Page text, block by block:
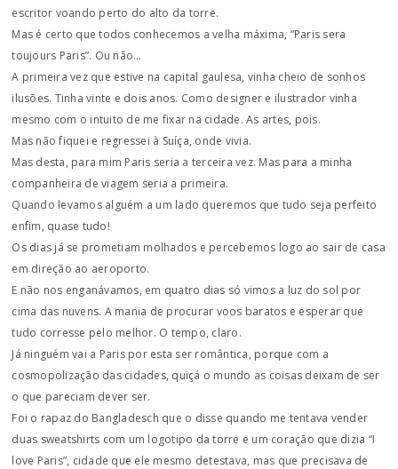
escritor voando perto do alto da torre.
Mas é certo que todos conhecemos a velha máxima, “Paris sera
toujours Paris”. Ou não…
A primeira vez que estive na capital gaulesa, vinha cheio de sonhos
ilusões. Tinha vinte e dois anos. Como designer e ilustrador vinha
mesmo com o intuito de me fixar na cidade. As artes, pois.
Mas não fiquei e regressei à Suíça, onde vivia.
Mas desta, para mim Paris seria a terceira vez. Mas para a minha
companheira de viagem seria a primeira.
Quando levamos alguém a um lado queremos que tudo seja perfeito
enfim, quase tudo!
Os dias já se prometiam molhados e percebemos logo ao sair de casa
em direção ao aeroporto.
E não nos enganávamos, em quatro dias só vimos a luz do sol por
cima das nuvens. A mania de procurar voos baratos e esperar que
tudo corresse pelo melhor. O tempo, claro.
Já ninguém vai a Paris por esta ser romântica, porque com a
cosmopolização das cidades, quiçá o mundo as coisas deixam de ser
o que pareciam dever ser.
Foi o rapaz do Bangladesch que o disse quando me tentava vender
duas sweatshirts com um logotipo da torre e um coração que dizia “I
love Paris”, cidade que ele mesmo detestava, mas que precisava de